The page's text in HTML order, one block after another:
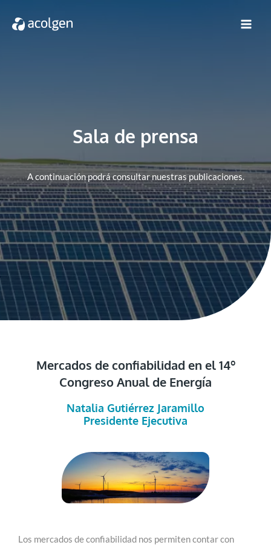
Sala de prensa
A continuación podrá consultar nuestras publicaciones.
Mercados de confiabilidad en el 14º
Congreso Anual de Energía
Natalia Gutiérrez Jaramillo
Presidente Ejecutiva
Los mercados de confiabilidad nos permiten contar con